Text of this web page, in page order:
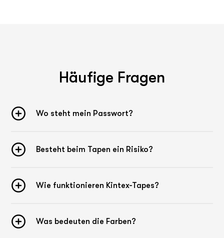
Häufige Fragen
Wo steht mein Passwort?
Besteht beim Tapen ein Risiko?
Wie funktionieren Kintex-Tapes?
Was bedeuten die Farben?